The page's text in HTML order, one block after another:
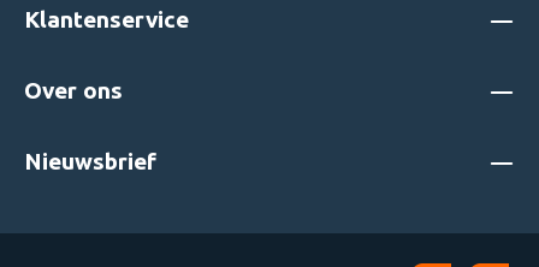
Klantenservice
Over ons
Nieuwsbrief